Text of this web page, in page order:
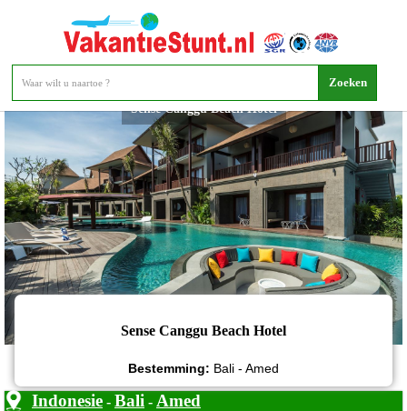
Sense Canggu Beach Hotel
Sense Canggu Beach Hotel
Bestemming: Bali - Amed
Indonesie - Bali - Amed